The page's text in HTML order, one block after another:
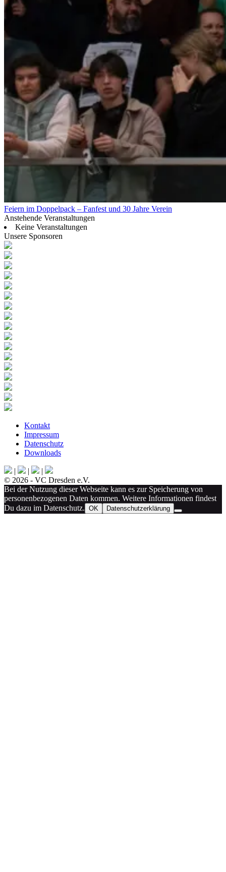
Feiern im Doppelpack – Fanfest und 30 Jahre Verein
Anstehende Veranstaltungen
Keine Veranstaltungen
Unsere Sponsoren
Kontakt
Impressum
Datenschutz
Downloads
| |
|
© 2026 - VC Dresden e.V.
Bei der Nutzung dieser Webseite kann es zur Speicherung von
personenbezogenen Daten kommen. Weitere Informationen findest
Du dazu im Datenschutz. OK Datenschutzerklärung